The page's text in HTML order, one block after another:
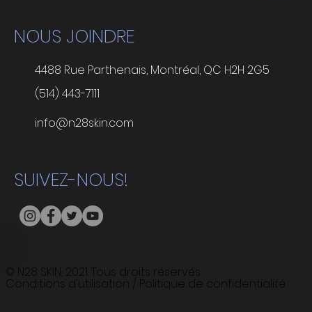
Conditions d'utilisation / Politique de confidentialité
© N28 SKIN, 2021. Tous droits réservés.
SUIVEZ-NOUS!
NOUS JOINDRE
4488 Rue Parthenais, Montréal, QC H2H 2G5
(514) 443-7111
info@n28skin.com